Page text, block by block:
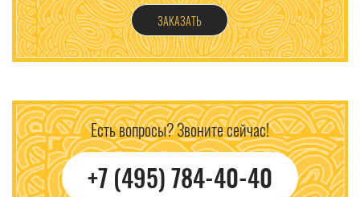
ЗАКАЗАТЬ
Есть вопросы? Звоните сейчас!
+7 (495) 784-40-40